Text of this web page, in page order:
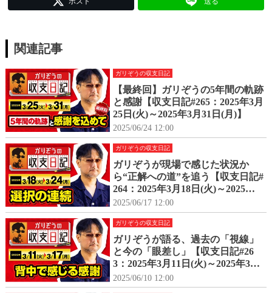
関連記事
ガリぞうの収支日記
【最終回】ガリぞうの5年間の軌跡
と感謝【収支日記#265：2025年3月
25日(火)～2025年3月31日(月)】
2025/06/24 12:00
ガリぞうの収支日記
ガリぞうが現場で感じた状況か
ら“正解への道”を追う【収支日記#
264：2025年3月18日(火)～2025年3
月24日(月)】
2025/06/17 12:00
ガリぞうの収支日記
ガリぞうが語る、過去の「視線」
と今の「眼差し」【収支日記#26
3：2025年3月11日(火)～2025年3月
17日(月)】
2025/06/10 12:00